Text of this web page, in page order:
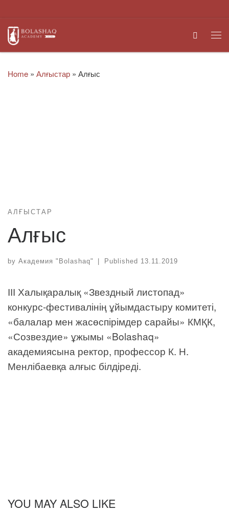
Search
Home » Алғыстар » Алғыс
АЛҒЫСТАР
Алғыс
by Академия "Bolashaq" | Published 13.11.2019
ІІІ Халықаралық «Звездный листопад»
конкурс-фестивалінің ұйымдастыру комитеті,
«балалар мен жасөспірімдер сарайы» КМҚК,
«Созвездие» ұжымы «Bolashaq»
академиясына ректор, профессор К. Н.
Менлібаевқа алғыс білдіреді.
YOU MAY ALSO LIKE